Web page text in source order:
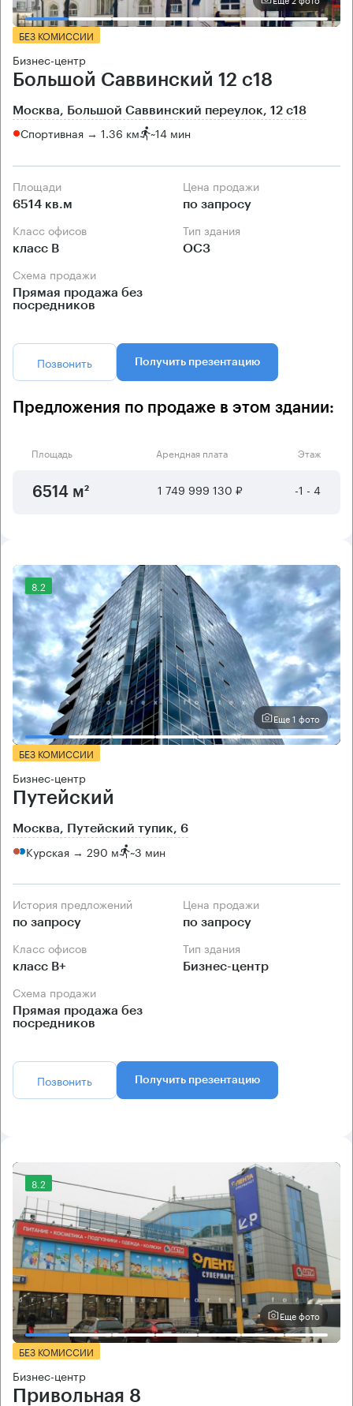
БЕЗ КОМИССИИ
Бизнес-центр
Большой Саввинский 12 с18
Москва, Большой Саввинский переулок, 12 с18
Спортивная → 1.36 км ~14 мин
Площади
6514 кв.м
Цена продажи
по запросу
Класс офисов
класс B
Тип здания
ОСЗ
Схема продажи
Прямая продажа без
посредников
Позвонить Получить презентацию
Предложения по продаже в этом здании:
Площадь Арендная плата Этаж
6514 м² 1 749 999 130 ₽ -1 - 4
8.2
Еще 1 фото
БЕЗ КОМИССИИ
Бизнес-центр
Путейский
Москва, Путейский тупик, 6
Курская → 290 м ~3 мин
История предложений
по запросу
Цена продажи
по запросу
Класс офисов
класс B+
Тип здания
Бизнес-центр
Схема продажи
Прямая продажа без
посредников
Позвонить Получить презентацию
8.2
Еще фото
БЕЗ КОМИССИИ
Бизнес-центр
Привольная 8